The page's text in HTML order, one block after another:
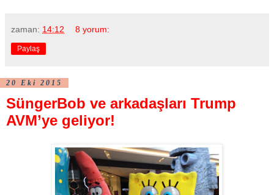
zaman: 14:12 8 yorum:
Paylaş
20 Eki 2015
SüngerBob ve arkadaşları Trump
AVM’ye geliyor!